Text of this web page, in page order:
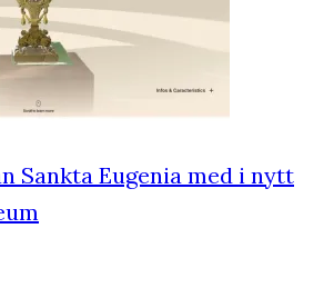
Sankta Eugenia med i nytt